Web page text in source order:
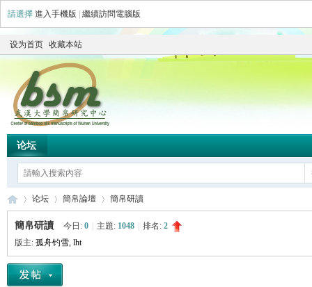
請選擇 進入手機版 繼續訪問電腦版
设为首页 收藏本站
论坛
简 »
论坛
›
簡帛論壇
›
簡帛研讀
簡帛研讀 今日: 0 主題: 1048 排名: 2
版主: 孤舟钓雪, lht